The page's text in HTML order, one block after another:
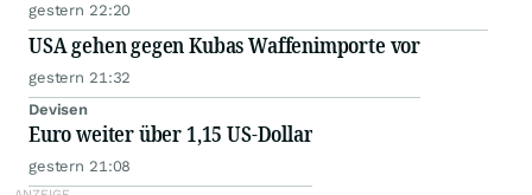
gestern 22:20
USA gehen gegen Kubas Waffenimporte vor
gestern 21:32
Devisen
Euro weiter über 1,15 US-Dollar
gestern 21:08